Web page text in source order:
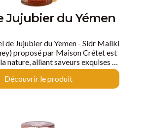
Jujubier du Yémen
de Jujubier du Yemen - Sidr Maliki
proposé par Maison Crétet est
nature, alliant saveurs exquises et
produit pur et naturel par nature.
sa qualité en font un miel prisé par
de produits authentiques. C'est
Découvrir le produit